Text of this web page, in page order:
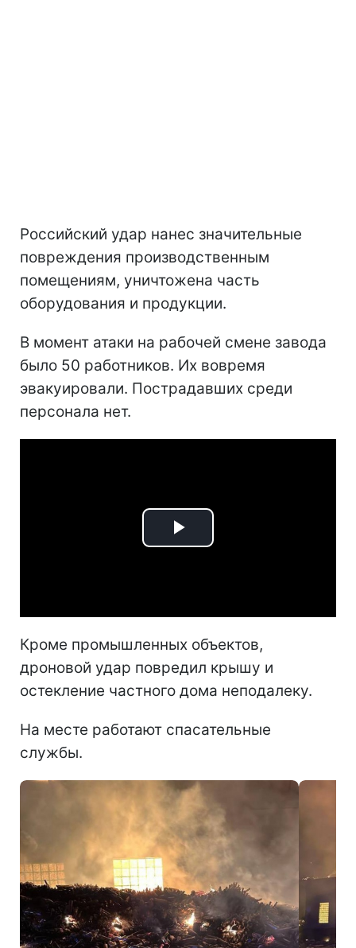
Российский удар нанес значительные
повреждения производственным
помещениям, уничтожена часть
оборудования и продукции.
В момент атаки на рабочей смене завода
было 50 работников. Их вовремя
эвакуировали. Пострадавших среди
персонала нет.
Play
Кроме промышленных объектов,
дроновой удар повредил крышу и
остекление частного дома неподалеку.
На месте работают спасательные
службы.